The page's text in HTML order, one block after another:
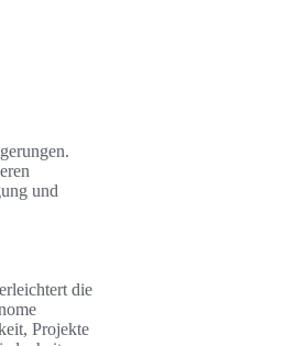
und
die
Projekte